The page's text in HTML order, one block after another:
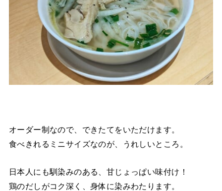
オーダー制なので、できたてをいただけます。
食べきれるミニサイズなのが、うれしいところ。
日本人にも馴染みのある、甘じょっぱい味付け！
鶏のだしがコク深く、身体に染みわたります。